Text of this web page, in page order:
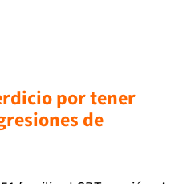
por tener
de